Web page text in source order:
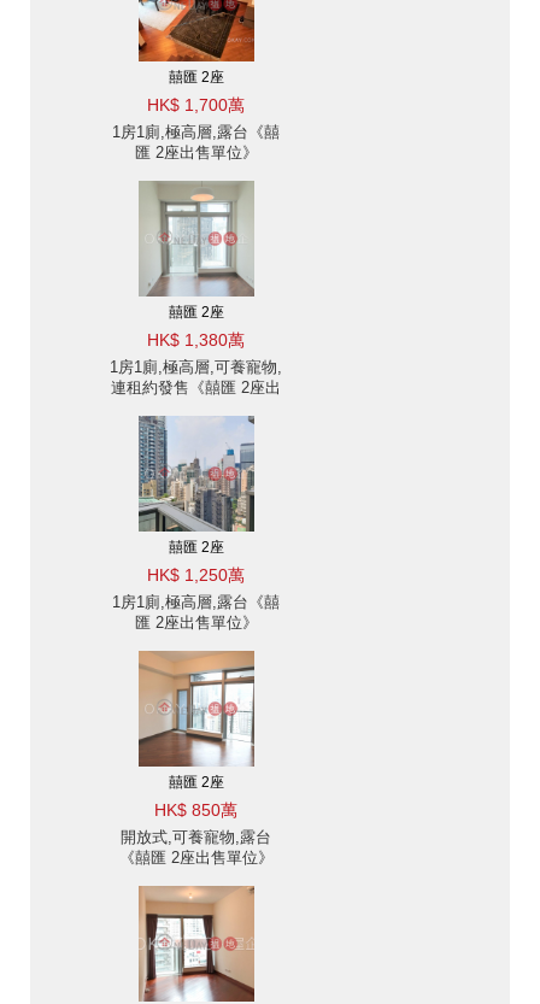
囍匯 2座
HK$ 1,700萬
1房1廁,極高層,露台《囍
匯 2座出售單位》
囍匯 2座
HK$ 1,380萬
1房1廁,極高層,可養寵物,
連租約發售《囍匯 2座出
囍匯 2座
HK$ 1,250萬
1房1廁,極高層,露台《囍
匯 2座出售單位》
囍匯 2座
HK$ 850萬
開放式,可養寵物,露台
《囍匯 2座出售單位》